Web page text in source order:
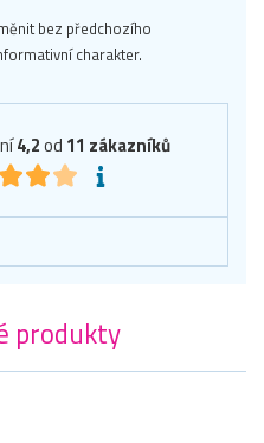
bez předchozího
charakter.
4,2od 11 zákazníků
produkty